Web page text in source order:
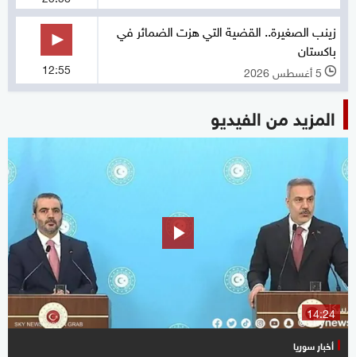
زينب الصغيرة.. القضية التي هزت الضمائر في
باكستان
l 5 أغسطس 2026 12:55
المزيد من الفيديو
14:24
أخبار سوريا